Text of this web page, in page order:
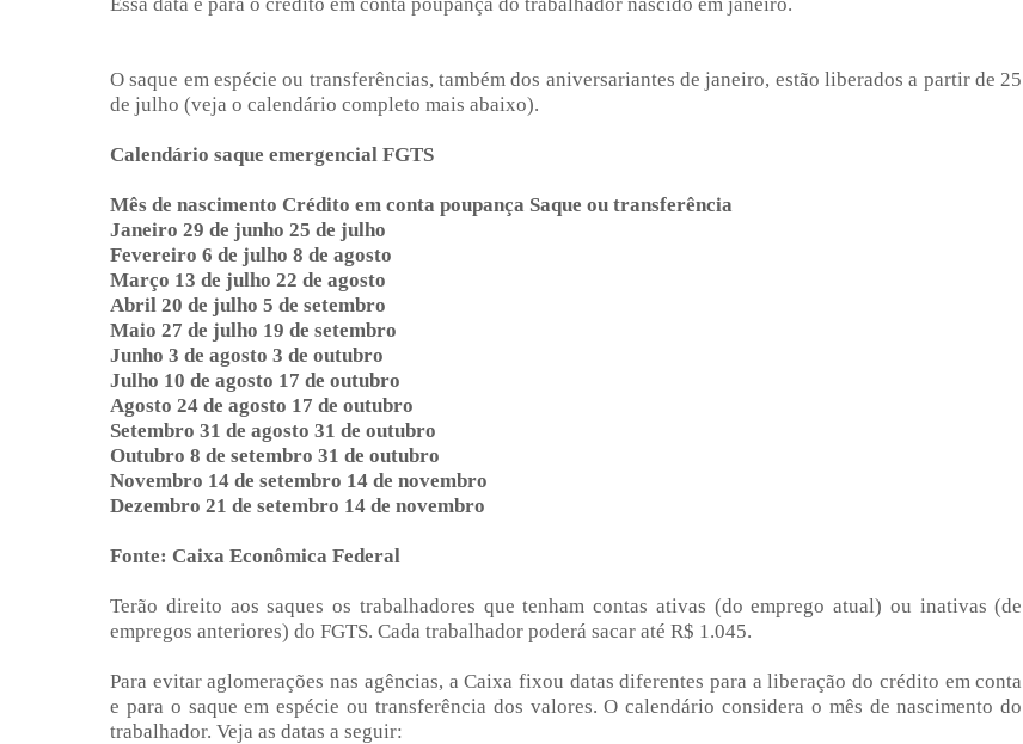
O saque em espécie ou transferências, também dos aniversariantes de janeiro, estão liberados a partir de 25
de julho (veja o calendário completo mais abaixo).
Calendário saque emergencial FGTS
Mês de nascimento Crédito em conta poupança Saque ou transferência
Janeiro 29 de junho 25 de julho
Fevereiro 6 de julho 8 de agosto
Março 13 de julho 22 de agosto
Abril 20 de julho 5 de setembro
Maio 27 de julho 19 de setembro
Junho 3 de agosto 3 de outubro
Julho 10 de agosto 17 de outubro
Agosto 24 de agosto 17 de outubro
Setembro 31 de agosto 31 de outubro
Outubro 8 de setembro 31 de outubro
Novembro 14 de setembro 14 de novembro
Dezembro 21 de setembro 14 de novembro
Fonte: Caixa Econômica Federal
Terão direito aos saques os trabalhadores que tenham contas ativas (do emprego atual) ou inativas (de
empregos anteriores) do FGTS. Cada trabalhador poderá sacar até R$ 1.045.
Para evitar aglomerações nas agências, a Caixa fixou datas diferentes para a liberação do crédito em conta
e para o saque em espécie ou transferência dos valores. O calendário considera o mês de nascimento do
trabalhador. Veja as datas a seguir: